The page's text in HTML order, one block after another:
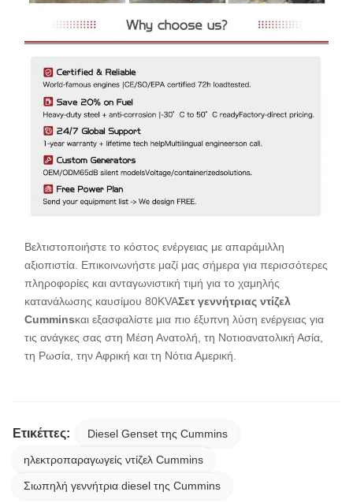
Βελτιστοποιήστε το κόστος ενέργειας με απαράμιλλη
αξιοπιστία. Επικοινωνήστε μαζί μας σήμερα για περισσότερες
πληροφορίες και ανταγωνιστική τιμή για το χαμηλής
κατανάλωσης καυσίμου 80KVAΣετ γεννήτριας ντίζελ
Cumminsκαι εξασφαλίστε μια πιο έξυπνη λύση ενέργειας για
τις ανάγκες σας στη Μέση Ανατολή, τη Νοτιοανατολική Ασία,
τη Ρωσία, την Αφρική και τη Νότια Αμερική.
Ετικέττες: Diesel Genset της Cummins
ηλεκτροπαραγωγείς ντίζελ Cummins
Σιωπηλή γεννήτρια diesel της Cummins